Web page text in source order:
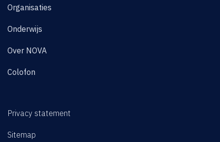
Organisaties
Onderwijs
Over NOVA
Colofon
Privacy statement
Sitemap